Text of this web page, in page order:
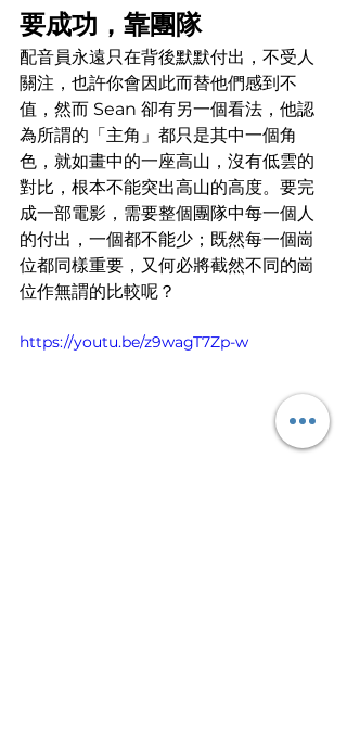
要成功，靠團隊
配音員永遠只在背後默默付出，不受人
關注，也許你會因此而替他們感到不
值，然而 Sean 卻有另一個看法，他認
為所謂的「主角」都只是其中一個角
色，就如畫中的一座高山，沒有低雲的
對比，根本不能突出高山的高度。要完
成一部電影，需要整個團隊中每一個人
的付出，一個都不能少；既然每一個崗
位都同樣重要，又何必將截然不同的崗
位作無謂的比較呢？
https://youtu.be/z9wagT7Zp-w